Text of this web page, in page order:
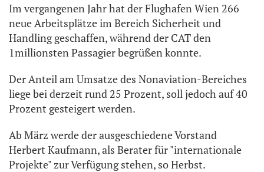
Im vergangenen Jahr hat der Flughafen Wien 266
neue Arbeitsplätze im Bereich Sicherheit und
Handling geschaffen, während der CAT den
1millionsten Passagier begrüßen konnte.
Der Anteil am Umsatze des Nonaviation-Bereiches
liege bei derzeit rund 25 Prozent, soll jedoch auf 40
Prozent gesteigert werden.
Ab März werde der ausgeschiedene Vorstand
Herbert Kaufmann, als Berater für "internationale
Projekte" zur Verfügung stehen, so Herbst.